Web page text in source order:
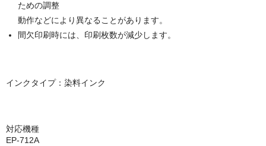
リコー RICOH
ための調整
動作などにより異なることがあります。
間欠印刷時には、印刷枚数が減少します。
インクタイプ：染料インク
対応機種
EP-712A